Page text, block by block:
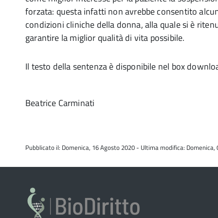
forzata: questa infatti non avrebbe consentito
condizioni cliniche della donna, alla quale si è
garantire la miglior qualità di vita possibile.
Il testo della sentenza è disponibile nel box
Beatrice Carminati
Pubblicato il: Domenica, 16 Agosto 2020 - Ultima modifica: Domenica,